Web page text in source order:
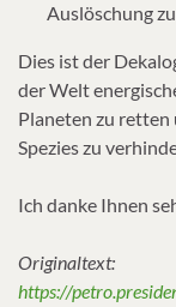
Auslöschung
Dies ist der
der Welt
Planeten zu retten
Spezies zu
Ich danke Ihnen
Originaltext:
https://